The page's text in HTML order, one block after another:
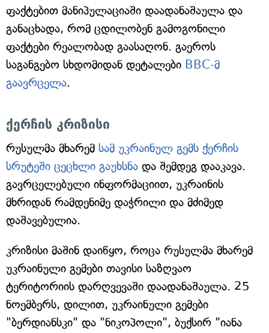
ფაქტებით მანიპულაციაში დაადანაშაულა და
განაცხადა, რომ ცდილობენ გამოგონილი
ფაქტები რეალობად გაასაღონ. გაეროს
საგანგებო სხდომიდან დეტალები BBC-მ
გაავრცელა.
ქერჩის კრიზისი
რუსულმა მხარემ სამ უკრაინულ გემს ქერჩის
სრუტეში ცეცხლი გაუხსნა და შემდეგ დააკავა.
გავრცელებული ინფორმაციით, უკრაინის
მხრიდან რამდენიმე დაჭრილი და მძიმედ
დაშავებულია.
კრიზისი მაშინ დაიწყო, როცა რუსულმა მხარემ
უკრაინული გემები თავისი საზღვაო
ტერიტორიის დარღვევაში დაადანაშაულა. 25
ნოემბერს, დილით, უკრაინული გემები
"ბერდიანსკი" და "ნიკოპოლი", ბუქსირ "იანა